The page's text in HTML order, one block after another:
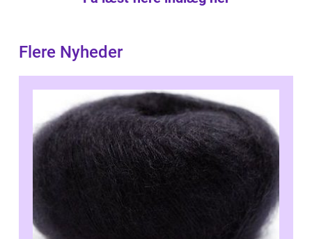
Flere Nyheder